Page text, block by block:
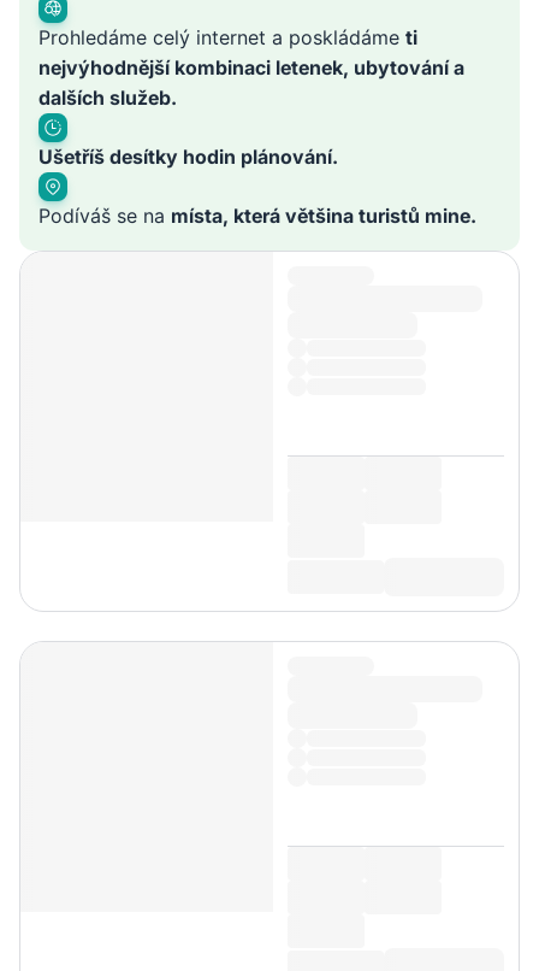
Prohledáme celý internet a poskládáme ti
nejvýhodnější kombinaci letenek, ubytování a
dalších služeb.
Ušetříš desítky hodin plánování.
Podíváš se na místa, která většina turistů mine.